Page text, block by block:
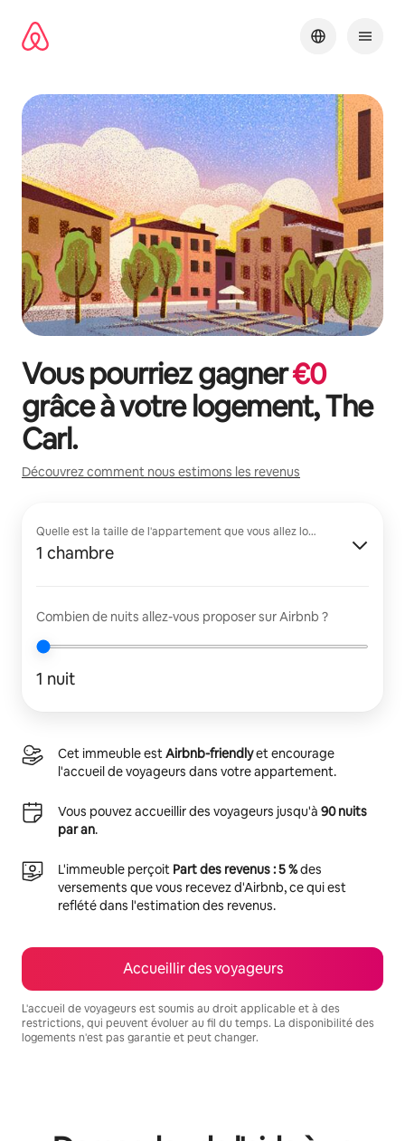
directement
Vous pourriez gagner€0
grâce à votre logement,The
Carl.
Découvrez comment nous estimons les revenus
Quelle est la taille de l'appartement que vous allez louer ?
1 chambre
Combien de nuits allez-vous proposer sur Airbnb ?
1 nuit
Cet immeuble estAirbnb-friendlyet encourage
l'accueil de voyageurs dans votre appartement.
Vous pouvez accueillir des voyageurs jusqu'à 90 nuits
par an.
L'immeuble perçoit Part des revenus : 5 %des
versements que vous recevez d'Airbnb, ce qui est
reflété dans l'estimation des revenus.
Accueillir des voyageurs
L'accueil de voyageurs est soumis au droit applicable et à des
restrictions, qui peuvent évoluer au fil du temps. La disponibilité des
logements n'est pas garantie et peut changer.